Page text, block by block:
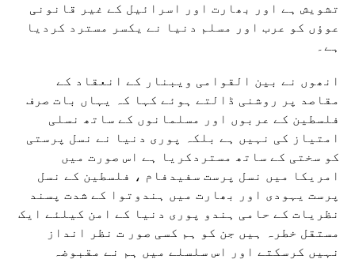
تشویش ہے اور بھارت اور اسرائیل کے غیر قانونی
عوؤں کو عرب اور مسلم دنیا نے یکسر مسترد کردیا
ہے۔
انھوں نے بین القوامی ویبنار کے انعقاد کے
مقاصد پر روشنی ڈالتے ہوئے کہا کہ یہاں بات صرف
فلسطین کے عربوں اور مسلمانوں کے ساتھ نسلی
امتیاز کی نہیں ہے بلکہ پوری دنیا نے نسل پرستی
کو سختی کے ساتھ مستردکریا ہے اس صورت میں
امریکا میں نسل پرست سفیدفام ، فلسطین کے نسل
پرست یہودی اور بھارت میں ہندوتوا کے شدت پسند
نظریات کے حامی ہندو پوری دنیا کے امن کیلئے ایک
مستقل خطرہ ہیں جن کو ہم کسی صور ت نظر انداز
نہیں کرسکتے اور اس سلسلے میں ہم نے مقبوضہ